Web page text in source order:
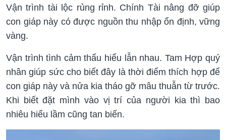
Vận trình tài lộc rủng rỉnh. Chính Tài nâng đỡ giúp
con giáp này có được nguồn thu nhập ổn định, vững
vàng.
Vận trình tình cảm thấu hiểu lẫn nhau. Tam Hợp quý
nhân giúp sức cho biết đây là thời điểm thích hợp để
con giáp này và nửa kia tháo gỡ mâu thuẫn từ trước.
Khi biết đặt mình vào vị trí của người kia thì bao
nhiêu hiểu lầm cũng tan biến.